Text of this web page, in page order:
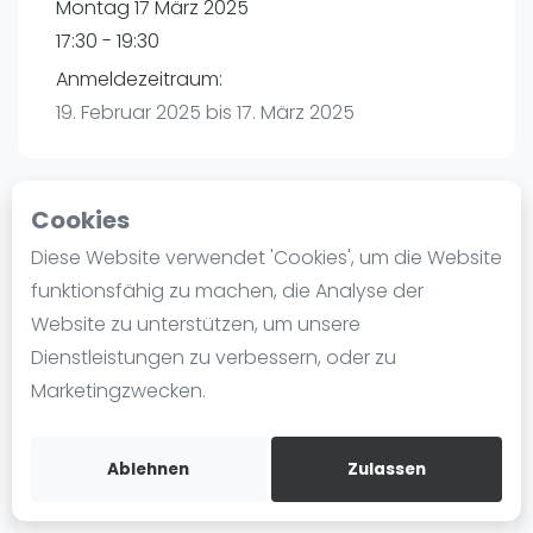
Cookies
Diese Website verwendet 'Cookies', um die Website
funktionsfähig zu machen, die Analyse der
Website zu unterstützen, um unsere
Dienstleistungen zu verbessern, oder zu
Marketingzwecken.
Ablehnen Zulassen
Ranking
Männer
Frauen
Blog
Die Geschichte von Padel
Regeln und Punktzählung
Padel Schläge
Video
Montag 17 März 2025
17:30 - 19:30
Anmeldezeitraum:
19. Februar 2025 bis 17. März 2025
Playtomic
Padel amigos Hamburg-Halstenbek |
Halstenbek
Am Bahndamm 88
25469Halstenbek
playtomic.io